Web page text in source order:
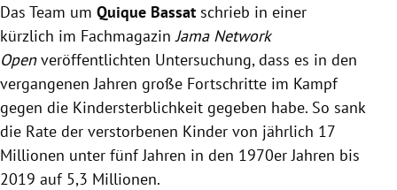
Das Team um Quique Bassat schrieb in einer
kürzlich im FachmagazinJama Network
Openveröffentlichten Untersuchung, dass es in den
vergangenen Jahren große Fortschritte im Kampf
gegen die Kindersterblichkeit gegeben habe. So sank
die Rate der verstorbenen Kinder von jährlich 17
Millionen unter fünf Jahren in den 1970er Jahren bis
2019 auf 5,3 Millionen.